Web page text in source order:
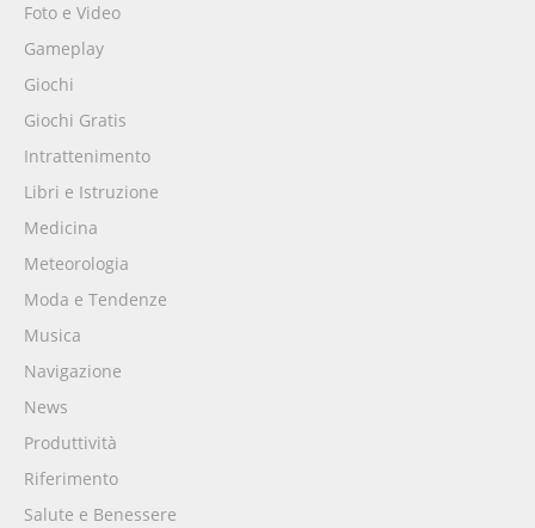
Foto e Video
Gameplay
Giochi
Giochi Gratis
Intrattenimento
Libri e Istruzione
Medicina
Meteorologia
Moda e Tendenze
Musica
Navigazione
News
Produttività
Riferimento
Salute e Benessere